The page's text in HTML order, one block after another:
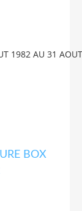
1982 AU 31